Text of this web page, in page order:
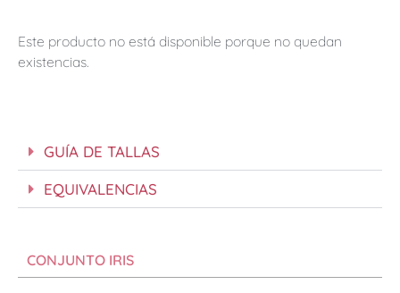
Este producto no está disponible porque no quedan
existencias.
GUÍA DE TALLAS
EQUIVALENCIAS
CONJUNTO IRIS